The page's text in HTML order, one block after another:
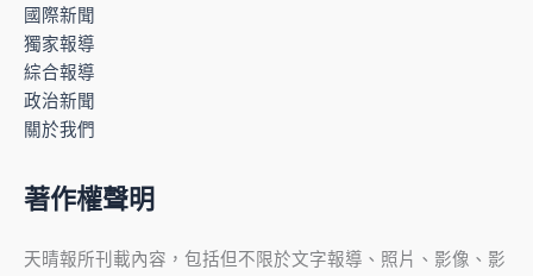
國際新聞
獨家報導
綜合報導
政治新聞
關於我們
著作權聲明
天晴報所刊載內容，包括但不限於文字報導、照片、影像、影